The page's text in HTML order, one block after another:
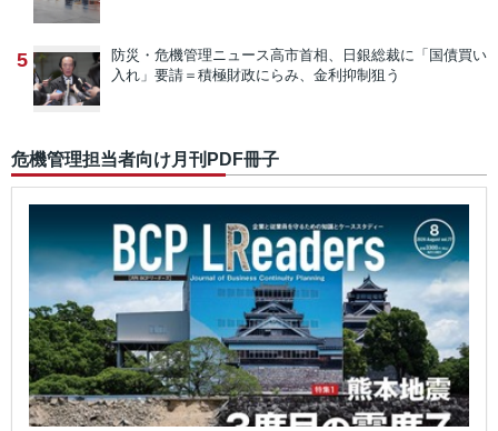
5 防災・危機管理ニュース高市首相、日銀総裁に「国債買い
入れ」要請＝積極財政にらみ、金利抑制狙う
危機管理担当者向け月刊PDF冊子